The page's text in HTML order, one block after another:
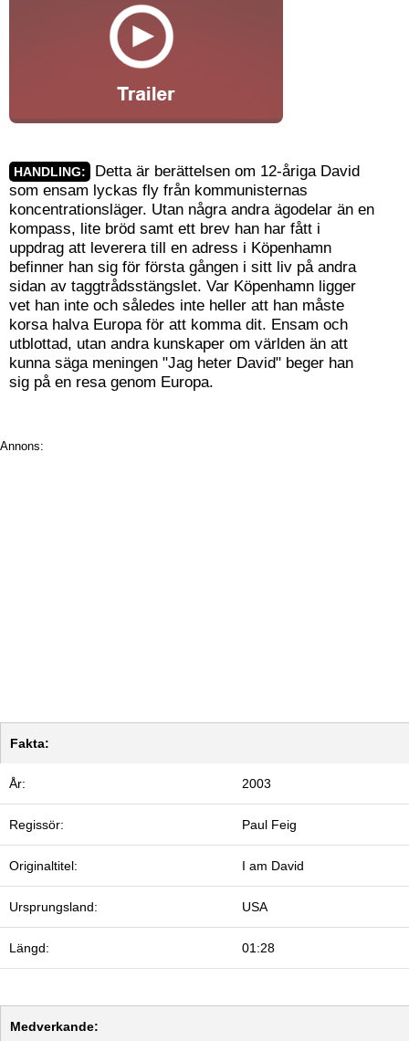
HANDLING:
Detta är berättelsen om 12-åriga David
som ensam lyckas fly från kommunisternas
koncentrationsläger. Utan några andra ägodelar än en
kompass, lite bröd samt ett brev han har fått i
uppdrag att leverera till en adress i Köpenhamn
befinner han sig för första gången i sitt liv på andra
sidan av taggtrådsstängslet. Var Köpenhamn ligger
vet han inte och således inte heller att han måste
korsa halva Europa för att komma dit. Ensam och
utblottad, utan andra kunskaper om världen än att
kunna säga meningen "Jag heter David" beger han
sig på en resa genom Europa.
Annons:
Fakta:
År: 2003
Regissör: Paul Feig
Originaltitel: I am David
Ursprungsland: USA
Längd: 01:28
Medverkande: